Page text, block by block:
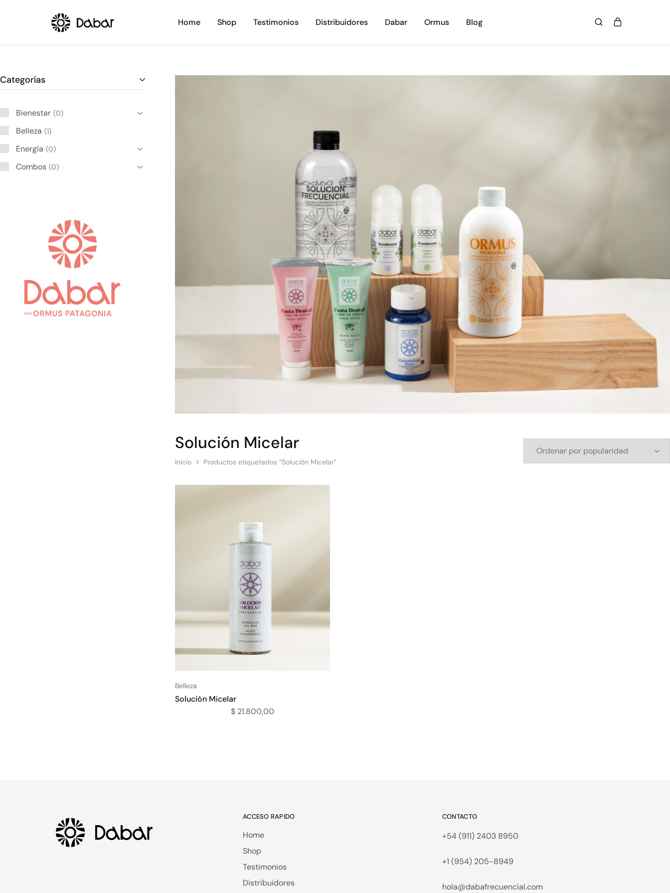
Dabar
Frecuencial
Una
Nueva
Energía
Home Shop Testimonios Distribuidores Dabar Ormus Blog
Solución Micelar
Inicio Productos etiquetados “Solución Micelar”
Belleza
Solución Micelar
$21.800,00
Categorías
Bienestar 0
Belleza 1
Energía 0
Combos 0
ACCESO RAPIDO
Home
Shop
Testimonios
Distribuidores
CONTACTO
+54 (911) 2403 8950
+1 (954) 205-8949
hola@dabafrecuencial.com